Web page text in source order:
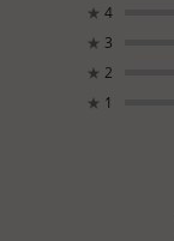
★ 4
★ 3
★ 2
★ 1